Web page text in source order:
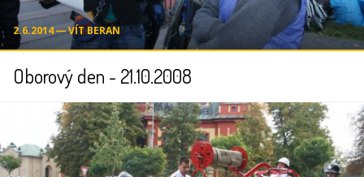
2.6.2014 ― VÍT BERAN
Oborový den - 21.10.2008